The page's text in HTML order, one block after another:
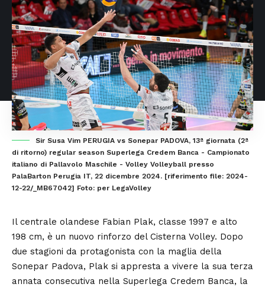
Sir Susa Vim PERUGIA vs Sonepar PADOVA, 13ª giornata (2ª
di ritorno) regular season Superlega Credem Banca - Campionato
italiano di Pallavolo Maschile - Volley Volleyball presso
PalaBarton Perugia IT, 22 dicembre 2024. [riferimento file: 2024-
12-22/_MB67042] Foto: per LegaVolley
Il centrale olandese Fabian Plak, classe 1997 e alto
198 cm, è un nuovo rinforzo del Cisterna Volley. Dopo
due stagioni da protagonista con la maglia della
Sonepar Padova, Plak si appresta a vivere la sua terza
annata consecutiva nella Superlega Credem Banca, la